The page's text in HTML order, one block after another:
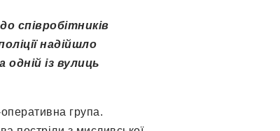
співробітників
надійшло
із вулиць
оперативна група.